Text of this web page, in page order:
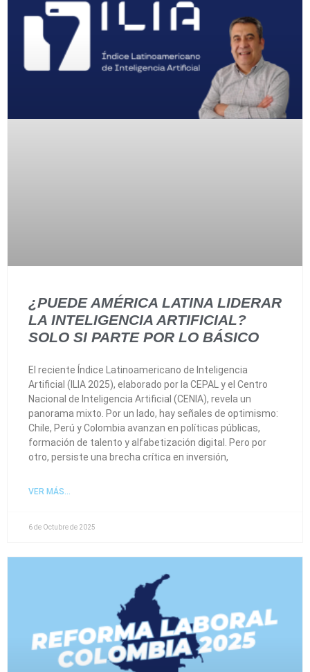
¿PUEDE AMÉRICA LATINA LIDERAR
LA INTELIGENCIA ARTIFICIAL?
SOLO SI PARTE POR LO BÁSICO
El reciente Índice Latinoamericano de Inteligencia
Artificial (ILIA 2025), elaborado por la CEPAL y el Centro
Nacional de Inteligencia Artificial (CENIA), revela un
panorama mixto. Por un lado, hay señales de optimismo:
Chile, Perú y Colombia avanzan en políticas públicas,
formación de talento y alfabetización digital. Pero por
otro, persiste una brecha crítica en inversión,
VER MÁS...
6 de Octubre de 2025